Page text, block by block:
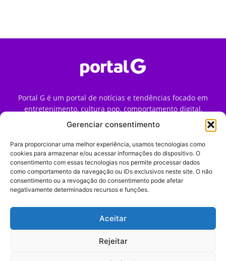
Gerenciar consentimento
Para proporcionar uma melhor experiência, usamos tecnologias como
cookies para armazenar e/ou acessar informações do dispositivo. O
consentimento com essas tecnologias nos permite processar dados
como comportamento da navegação ou IDs exclusivos neste site. O não
consentimento ou a revogação do consentimento pode afetar
negativamente determinados recursos e funções.
Aceitar
Rejeitar
Portal G é um portal de notícias e tendências focado em
entretenimento, cultura pop, comportamento digital,
streaming, games e iniciativas de marca que impactam a
forma como o público vive e consome internet no Brasil.
Contato:contato@portalg.com.br
Início Sobre
Termos de Uso
Política de Privacidade
Contato